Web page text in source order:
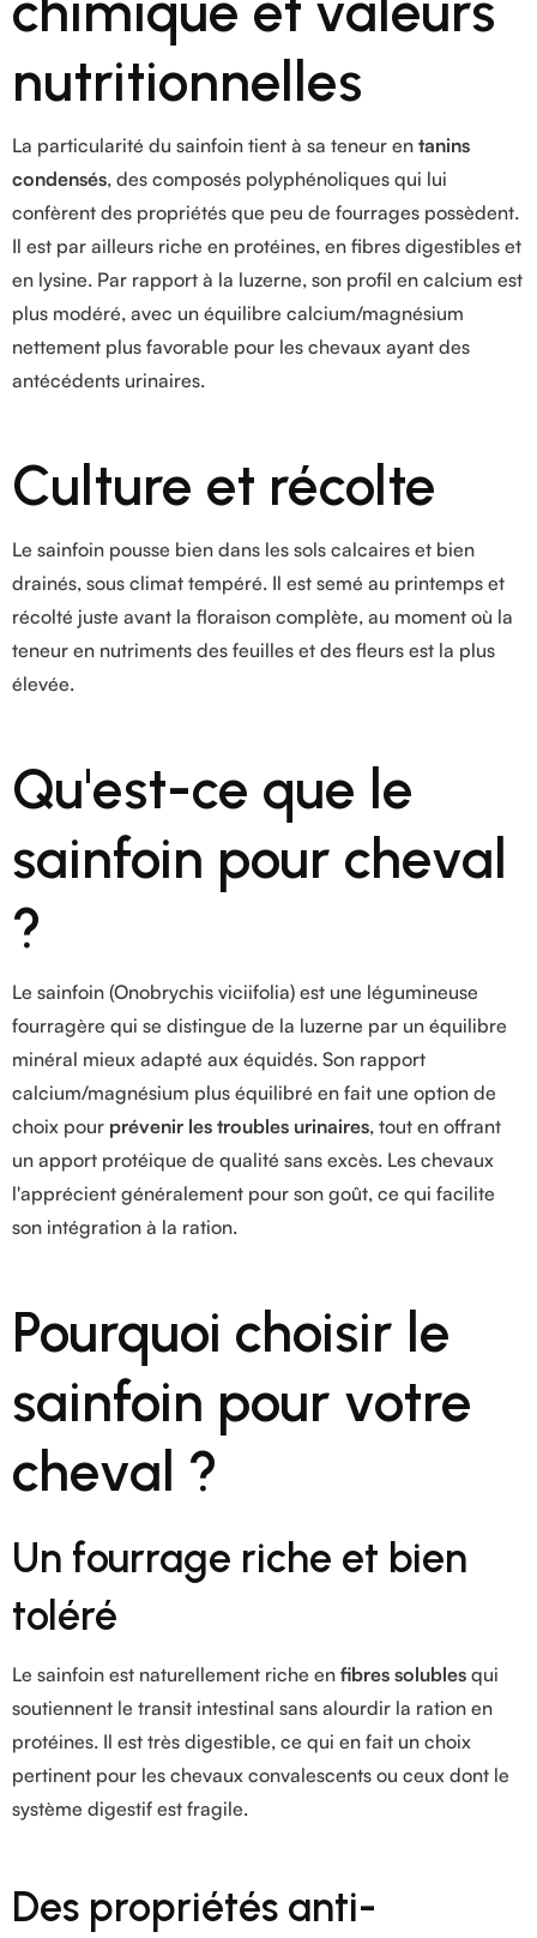
nutritionnelles
La particularité du sainfoin tient à sa teneur en tanins
condensés, des composés polyphénoliques qui lui
confèrent des propriétés que peu de fourrages possèdent.
Il est par ailleurs riche en protéines, en fibres digestibles et
en lysine. Par rapport à la luzerne, son profil en calcium est
plus modéré, avec un équilibre calcium/magnésium
nettement plus favorable pour les chevaux ayant des
antécédents urinaires.
Culture et récolte
Le sainfoin pousse bien dans les sols calcaires et bien
drainés, sous climat tempéré. Il est semé au printemps et
récolté juste avant la floraison complète, au moment où la
teneur en nutriments des feuilles et des fleurs est la plus
élevée.
Qu'est-ce que le
sainfoin pour cheval
?
Le sainfoin (Onobrychis viciifolia) est une légumineuse
fourragère qui se distingue de la luzerne par un équilibre
minéral mieux adapté aux équidés. Son rapport
calcium/magnésium plus équilibré en fait une option de
choix pour prévenir les troubles urinaires, tout en offrant
un apport protéique de qualité sans excès. Les chevaux
l'apprécient généralement pour son goût, ce qui facilite
son intégration à la ration.
Pourquoi choisir le
sainfoin pour votre
cheval ?
Un fourrage riche et bien
toléré
Le sainfoin est naturellement riche en fibres solubles qui
soutiennent le transit intestinal sans alourdir la ration en
protéines. Il est très digestible, ce qui en fait un choix
pertinent pour les chevaux convalescents ou ceux dont le
système digestif est fragile.
Des propriétés anti-